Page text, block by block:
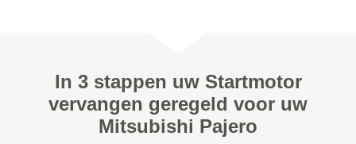
In 3 stappen uw Startmotor
vervangen geregeld voor uw
Mitsubishi Pajero